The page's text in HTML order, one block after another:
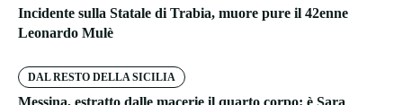
Incidente sulla Statale di Trabia, muore pure il 42enne
Leonardo Mulè
DAL RESTO DELLA SICILIA